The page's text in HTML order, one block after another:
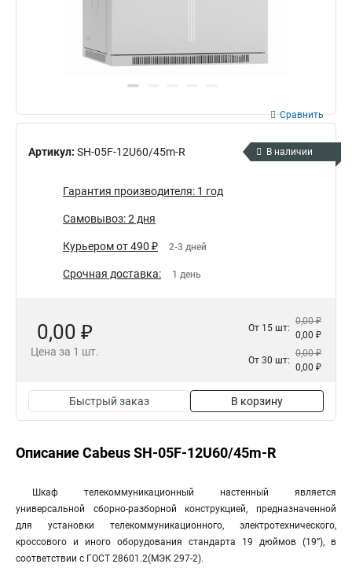
Артикул: SH-05F-12U60/45m-R
Сравнить
В наличии
Гарантия производителя: 1 год
Самовывоз: 2 дня
Курьером от 490 ₽ 2-3 дней
Срочная доставка: 1 день
0,00 ₽
Цена за 1 шт.
От 15 шт:
0,00 ₽
0,00 ₽
От 30 шт:
0,00 ₽
0,00 ₽
Быстрый заказ В корзину
Описание Cabeus SH-05F-12U60/45m-R
Шкаф телекоммуникационный настенный является
универсальной сборно-разборной конструкцией, предназначенной
для установки телекоммуникационного, электротехнического,
кроссового и иного оборудования стандарта 19 дюймов (19”), в
соответствии с ГОСТ 28601.2(МЭК 297-2).